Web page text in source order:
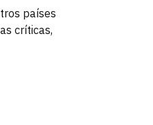
países
críticas,